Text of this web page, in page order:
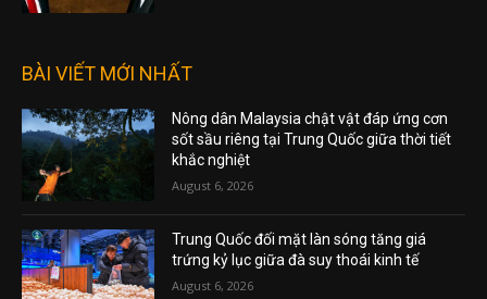
BÀI VIẾT MỚI NHẤT
Nông dân Malaysia chật vật đáp ứng cơn
sốt sầu riêng tại Trung Quốc giữa thời tiết
khắc nghiệt
August 6, 2026
Trung Quốc đối mặt làn sóng tăng giá
trứng kỷ lục giữa đà suy thoái kinh tế
August 6, 2026